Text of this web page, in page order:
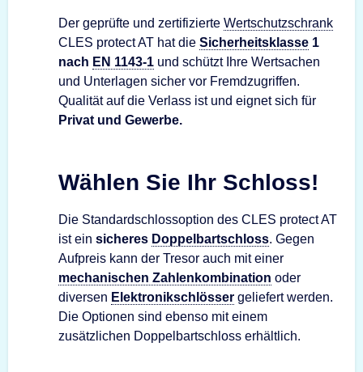
Der geprüfte und zertifizierte Wertschutzschrank
CLES protect AT hat die Sicherheitsklasse 1
nach EN 1143-1 und schützt Ihre Wertsachen
und Unterlagen sicher vor Fremdzugriffen.
Qualität auf die Verlass ist und eignet sich für
Privat und Gewerbe.
Wählen Sie Ihr Schloss!
Die Standardschlossoption des CLES protect AT
ist ein sicheres Doppelbartschloss. Gegen
Aufpreis kann der Tresor auch mit einer
mechanischen Zahlenkombination oder
diversen Elektronikschlösser geliefert werden.
Die Optionen sind ebenso mit einem
zusätzlichen Doppelbartschloss erhältlich.